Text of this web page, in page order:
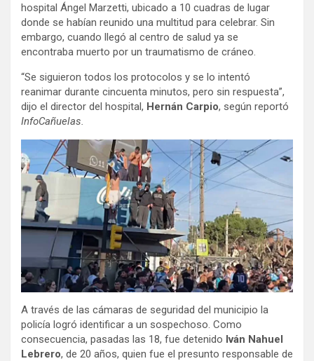
hospital Ángel Marzetti, ubicado a 10 cuadras de lugar
donde se habían reunido una multitud para celebrar. Sin
embargo, cuando llegó al centro de salud ya se
encontraba muerto por un traumatismo de cráneo.
“Se siguieron todos los protocolos y se lo intentó
reanimar durante cincuenta minutos, pero sin respuesta”,
dijo el director del hospital, Hernán Carpio, según reportó
InfoCañuelas.
A través de las cámaras de seguridad del municipio la
policía logró identificar a un sospechoso. Como
consecuencia, pasadas las 18, fue detenido Iván Nahuel
Lebrero, de 20 años, quien fue el presunto responsable de